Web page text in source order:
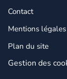
Contact
Mentions légales
Plan du site
Gestion des